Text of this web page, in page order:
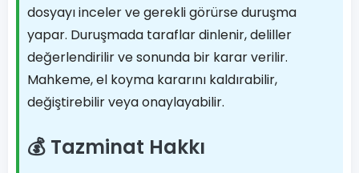
dosyayı inceler ve gerekli görürse duruşma
yapar. Duruşmada taraflar dinlenir, deliller
değerlendirilir ve sonunda bir karar verilir.
Mahkeme, el koyma kararını kaldırabilir,
değiştirebilir veya onaylayabilir.
💰 Tazminat Hakkı